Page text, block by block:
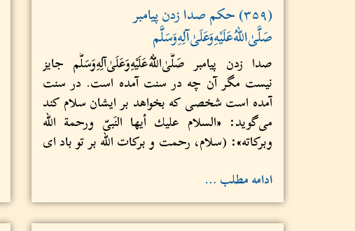
(۳۵۹) حکم صدا زدن پیامبر
صَلَّىٰ‌اللهُ‌عَلَيْهِ‌وَعَلَىٰ‌آلِهِ‌وَسَلَّم
صدا زدن پیامبر صَلَّىٰ‌اللهُ‌عَلَيْهِ‌وَعَلَىٰ‌آلِهِ‌وَسَلَّم جایز
نیست مگر آن چه در سنت آمده است. در سنت
آمده است شخصی که بخواهد بر ایشان سلام کند
می‌گوید: «السلام عليك أيها النَبیّ ورحمة الله
وبركاته»: (سلام، رحمت و برکات الله بر تو باد ‌ای
ادامه مطلب …